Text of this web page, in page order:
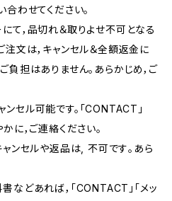
合わせてください。
て，品切れ＆取りよせ不可となる
注文は，キャンセル＆全額返金に
負担はありません。あらかじめ，ご
セル可能です。「CONTACT」
に，ご連絡ください。
ンセルや返品は, 不可です｡あら
などあれば，「CONTACT」「メッ